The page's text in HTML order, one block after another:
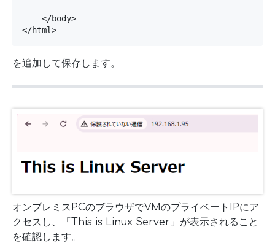
    </body>
</html>
を追加して保存します。
オンプレミスPCのブラウザでVMのプライベートIPにア
クセスし、「This is Linux Server」が表示されること
を確認します。